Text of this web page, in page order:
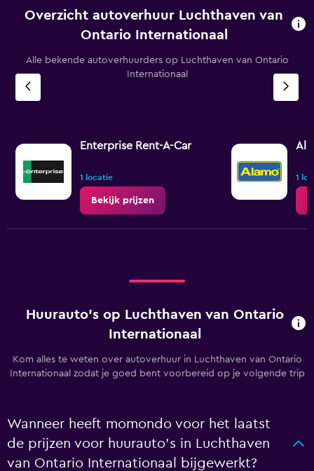
Overzicht autoverhuur Luchthaven van
Ontario Internationaal
Alle bekende autoverhuurders op Luchthaven van Ontario
Internationaal
Enterprise Rent-A-Car
1 locatie
Bekijk prijzen
1
Huurauto's op Luchthaven van Ontario
Internationaal
Kom alles te weten over autoverhuur in Luchthaven van Ontario
Internationaal zodat je goed bent voorbereid op je volgende trip
Wanneer heeft momondo voor het laatst
de prijzen voor huurauto's in Luchthaven
van Ontario Internationaal bijgewerkt?